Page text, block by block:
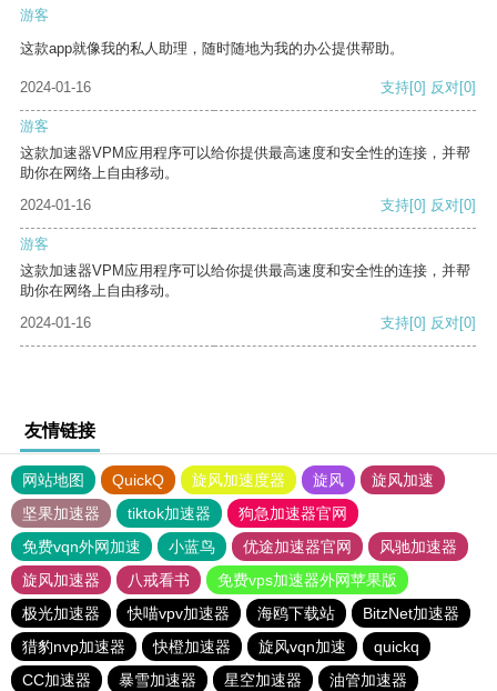
游客
这款app就像我的私人助理，随时随地为我的办公提供帮助。
2024-01-16 支持[0] 反对[0]
游客
这款加速器VPM应用程序可以给你提供最高速度和安全性的连接，并帮
助你在网络上自由移动。
2024-01-16
支持[0] 反对[0]
游客
这款加速器VPM应用程序可以给你提供最高速度和安全性的连接，并帮
助你在网络上自由移动。
2024-01-16
支持[0] 反对[0]
友情链接
网站地图 QuickQ 旋风加速度器 旋风
旋风加速
坚果加速器
tiktok加速器
狗急加速器官网
免费vqn外网加速
小蓝鸟 优途加速器官网
风驰加速器
旋风加速器
八戒看书
免费vps加速器外网苹果版
极光加速器
快喵vpv加速器 海鸥下载站
BitzNet加速器
猎豹nvp加速器
快橙加速器 旋风vqn加速
quickq
CC加速器
暴雪加速器 星空加速器 油管加速器